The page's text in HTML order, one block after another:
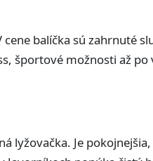
balíčka sú zahrnuté
športové možnosti až
lyžovačka. Je